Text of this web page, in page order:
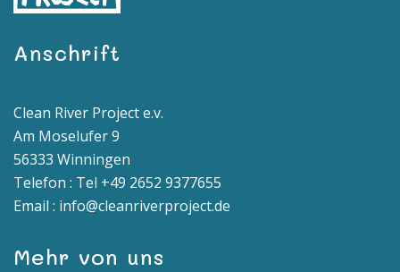
Anschrift
Clean River Project e.v.
Am Moselufer 9
56333 Winningen
Telefon : Tel +49 2652 9377655
Email : info@cleanriverproject.de
Mehr von uns